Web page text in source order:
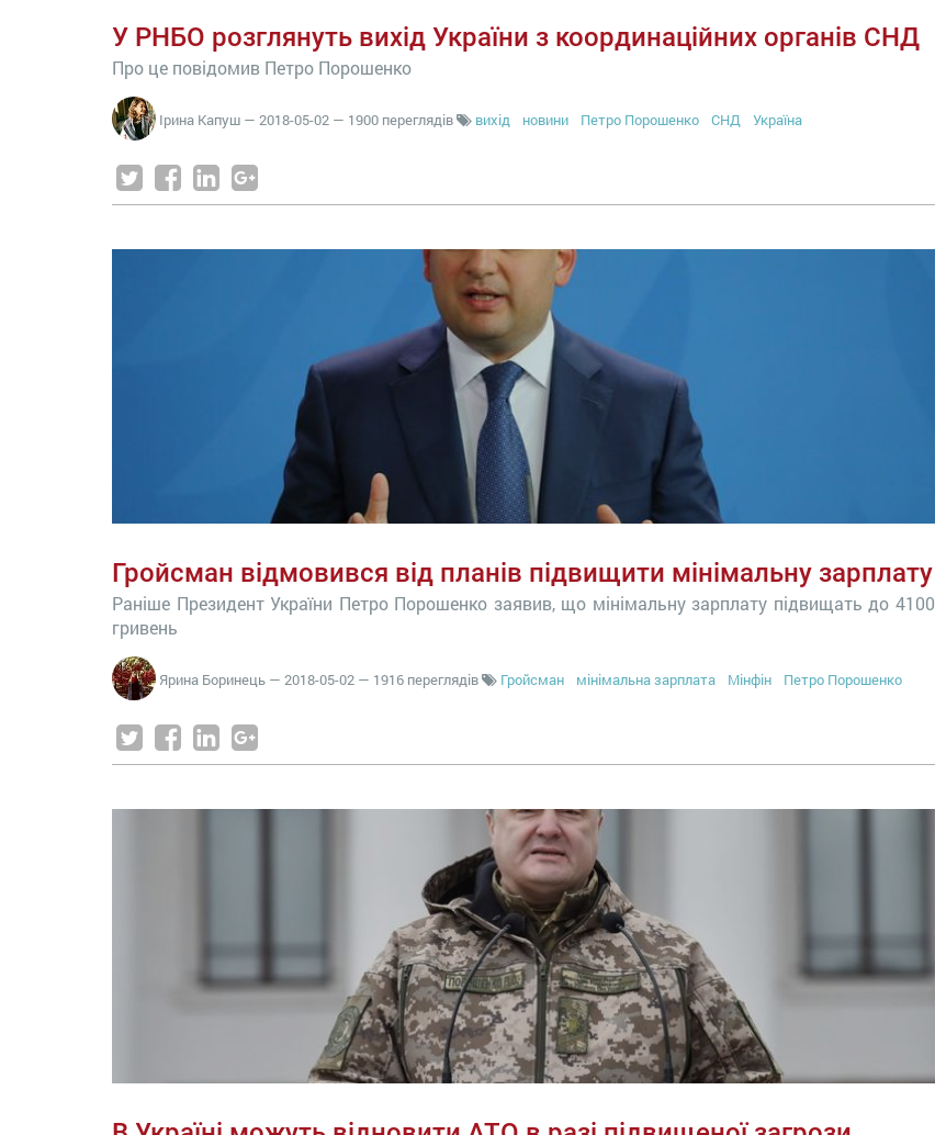
У РНБО розглянуть вихід України з координаційних органів СНД
Про це повідомив Петро Порошенко
Ірина Капуш — 2018-05-02 — 1900 переглядів вихід новини Петро Порошенко СНД Україна
Гройсман відмовився від планів підвищити мінімальну зарплату
Раніше Президент України Петро Порошенко заявив, що мінімальну зарплату підвищать до 4100
гривень
Ярина Боринець — 2018-05-02 — 1916 переглядів Гройсман мінімальна зарплата Мінфін Петро Порошенко